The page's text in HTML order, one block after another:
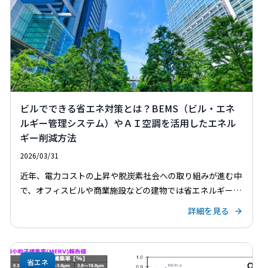
ビルでできる省エネ対策とは？BEMS（ビル・エネ
ルギー管理システム）やＡＩ空調を活用したエネル
ギー削減方法
2026/03/31
近年、電力コストの上昇や脱炭素社会への取り組みが進む中
で、オフィスビルや商業施設などの建物では省エネルギー対
策が重要なテーマとなっています。ビルは多くの設備を稼働
詳細を見る
省エネ